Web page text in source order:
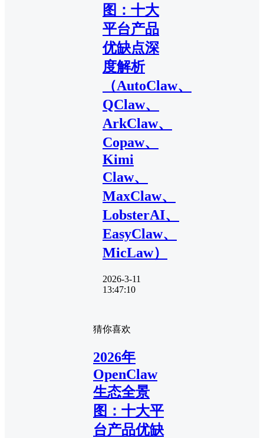
图：十大
平台产品
优缺点深
度解析
（AutoClaw、
QClaw、
ArkClaw、
Copaw、
Kimi
Claw、
MaxClaw、
LobsterAI、
EasyClaw、
MicLaw）
2026-3-11
13:47:10
猜你喜欢
2026年
OpenClaw
生态全景
图：十大平
台产品优缺